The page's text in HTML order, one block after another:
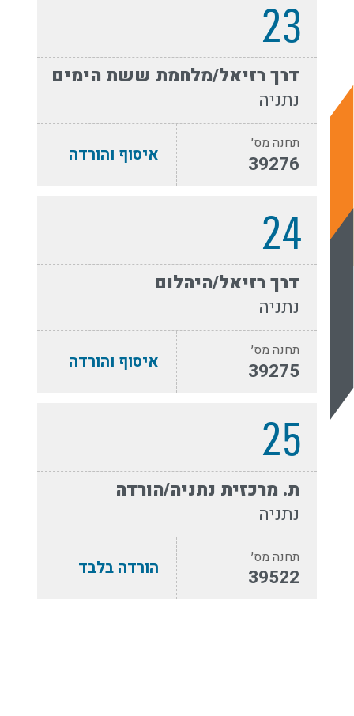
23
דרך רזיאל/מלחמת ששת הימים
נתניה
תחנה מס׳
39276 איסוף והורדה
24
דרך רזיאל/היהלום
נתניה
תחנה מס׳
39275 איסוף והורדה
25
ת. מרכזית נתניה/הורדה
נתניה
תחנה מס׳
39522 הורדה בלבד